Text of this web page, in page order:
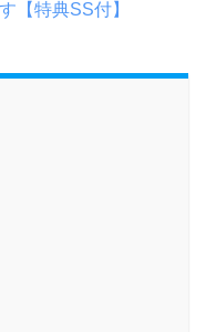
【特典SS付】